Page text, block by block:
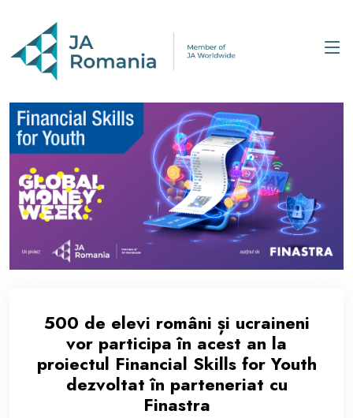
500 de elevi români și ucraineni
vor participa în acest an la
proiectul Financial Skills for Youth
dezvoltat în parteneriat cu
Finastra